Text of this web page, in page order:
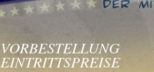
EINTRITTSPREISE